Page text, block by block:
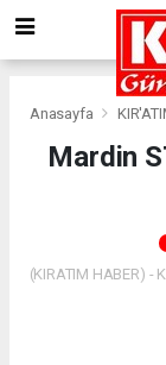
Anasayfa
Mardin
(KIRATIM HABER) -